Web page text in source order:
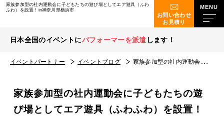
家族参加型の社内運動会に子どもたちの遊び場としてエア遊具（ふわ
ふわ）を設置！in神奈川県横浜市
お問い合わせ
お見積り
日本全国のイベントにパフォーマーを派遣 します！
イベントパートナー イベントブログ 家族参加型の社内運動会に子どもたちの遊び場としてエア遊具（ふわふわ）を設置！in神奈川県横浜市
家族参加型の社内運動会に子どもたちの遊
び場としてエア遊具（ふわふわ）を設置！